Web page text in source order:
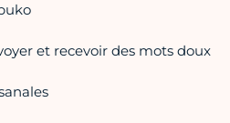
et recevoir des mots doux